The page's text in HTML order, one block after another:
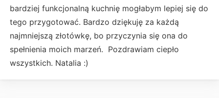
bardziej funkcjonalną kuchnię mogłabym lepiej się do
tego przygotować. Bardzo dziękuję za każdą
najmniejszą złotówkę, bo przyczynia się ona do
spełnienia moich marzeń. Pozdrawiam ciepło
wszystkich. Natalia :)